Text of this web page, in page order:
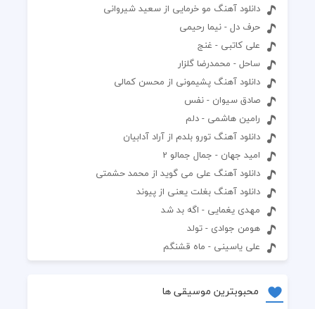
دانلود آهنگ مو خرمایی از سعید شیروانی
حرف دل - نیما رحیمی
علی کاتبی - غنج
ساحل - محمدرضا گلزار
دانلود آهنگ پشیمونی از محسن کمالی
صادق سیوان - نفس
رامین هاشمی - دلم
دانلود آهنگ تورو بلدم از آراد آدابيان
امید جهان - جمال جمالو 2
دانلود آهنگ علی می گوید از محمد حشمتی
دانلود آهنگ بغلت یعنی از پیوند
مهدی یغمایی - اگه بد شد
هومن جوادی - تولد
علی یاسینی - ماه قشنگم
محبوبترین موسیقی ها